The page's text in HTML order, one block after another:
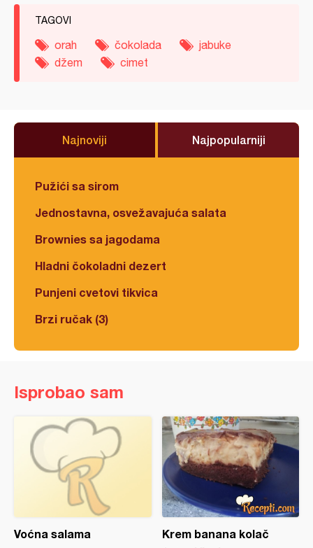
TAGOVI
orah čokolada
jabuke
džem
cimet
Najnoviji Najpopularniji
Pužići sa sirom
Jednostavna, osvežavajuća salata
Brownies sa jagodama
Hladni čokoladni dezert
Punjeni cvetovi tikvica
Brzi ručak (3)
Isprobao sam
Voćna salama Krem banana kolač